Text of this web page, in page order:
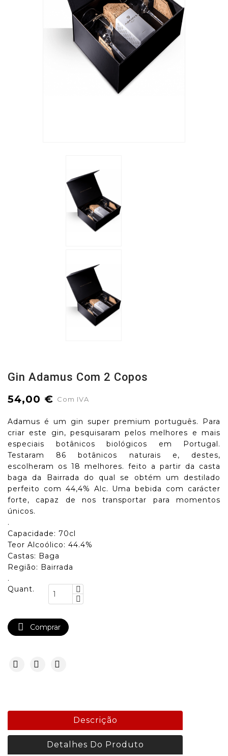
Gin Adamus Com 2 Copos
54,00 € Com IVA
Adamus é um gin super premium português. Para
criar este gin, pesquisaram pelos melhores e mais
especiais botânicos biológicos em Portugal.
Testaram 86 botânicos naturais e, destes,
escolheram os 18 melhores. feito a partir da casta
baga da Bairrada do qual se obtém um destilado
perfeito com 44,4% Alc. Uma bebida com carácter
forte, capaz de nos transportar para momentos
únicos.
.
Capacidade: 70cl
Teor Alcoólico: 44.4%
Castas: Baga
Região: Bairrada
.
Quant.
 Comprar
Descrição
Detalhes Do Produto